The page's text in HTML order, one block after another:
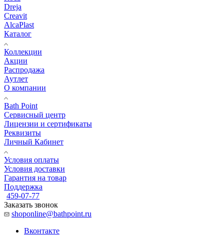
Dreja
Creavit
AlcaPlast
Каталог
Коллекции
Акции
Распродажа
Аутлет
О компании
Bath Point
Сервисный центр
Лицензии и сертификаты
Реквизиты
Личный Кабинет
Условия оплаты
Условия доставки
Гарантия на товар
Поддержка
459-07-77
Заказать звонок
shoponline@bathpoint.ru
Вконтакте